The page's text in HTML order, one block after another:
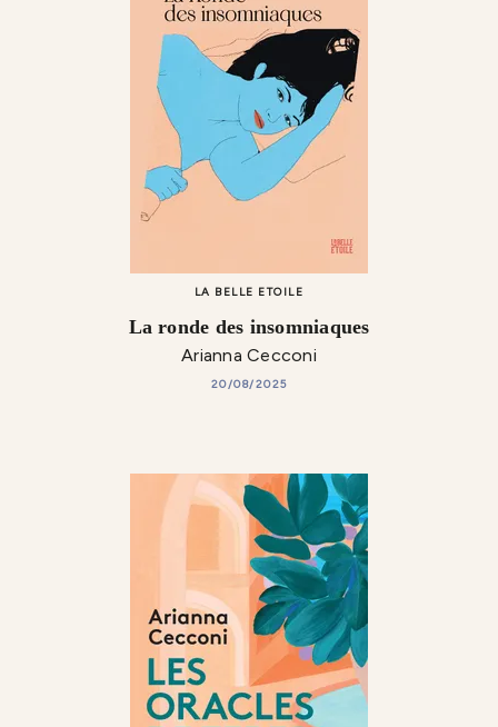
LA BELLE ETOILE
La ronde des insomniaques
Arianna Cecconi
20/08/2025